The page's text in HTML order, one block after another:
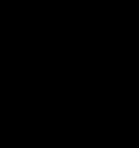
und in manchen
festliche Beleuchtung
den Vorbereitungen
von besonderer
in Öl gebackene
und etliche geräucherte
also